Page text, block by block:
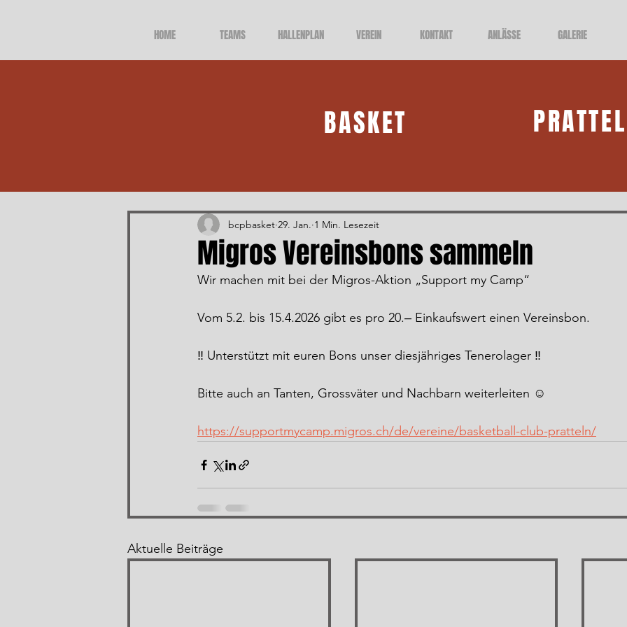
HOME TEAMS HALLENPLAN VEREIN KONTAKT ANLÄSSE GALERIE
BASKET
Migros Vereinsbons sammeln
bcpbasket 29. Jan. 1 Min. Lesezeit
Wir machen mit bei der Migros-Aktion „Support my Camp“
Vom 5.2. bis 15.4.2026 gibt es pro 20.‒ Einkaufswert einen Vereinsbon.
‼️ Unterstützt mit euren Bons unser diesjähriges Tenerolager ‼️
Bitte auch an Tanten, Grossväter und Nachbarn weiterleiten ☺️
https://supportmycamp.migros.ch/de/vereine/basketball-club-pratteln/
Aktuelle Beiträge